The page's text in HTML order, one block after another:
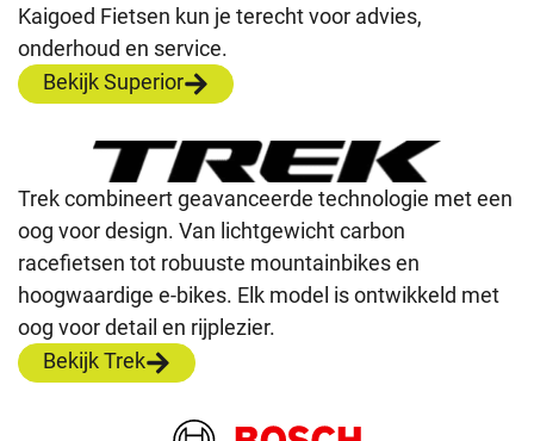
Kaigoed Fietsen kun je terecht voor advies,
onderhoud en service.
Bekijk Superior
Trek combineert geavanceerde technologie met een
oog voor design. Van lichtgewicht carbon
racefietsen tot robuuste mountainbikes en
hoogwaardige e-bikes. Elk model is ontwikkeld met
oog voor detail en rijplezier.
Bekijk Trek